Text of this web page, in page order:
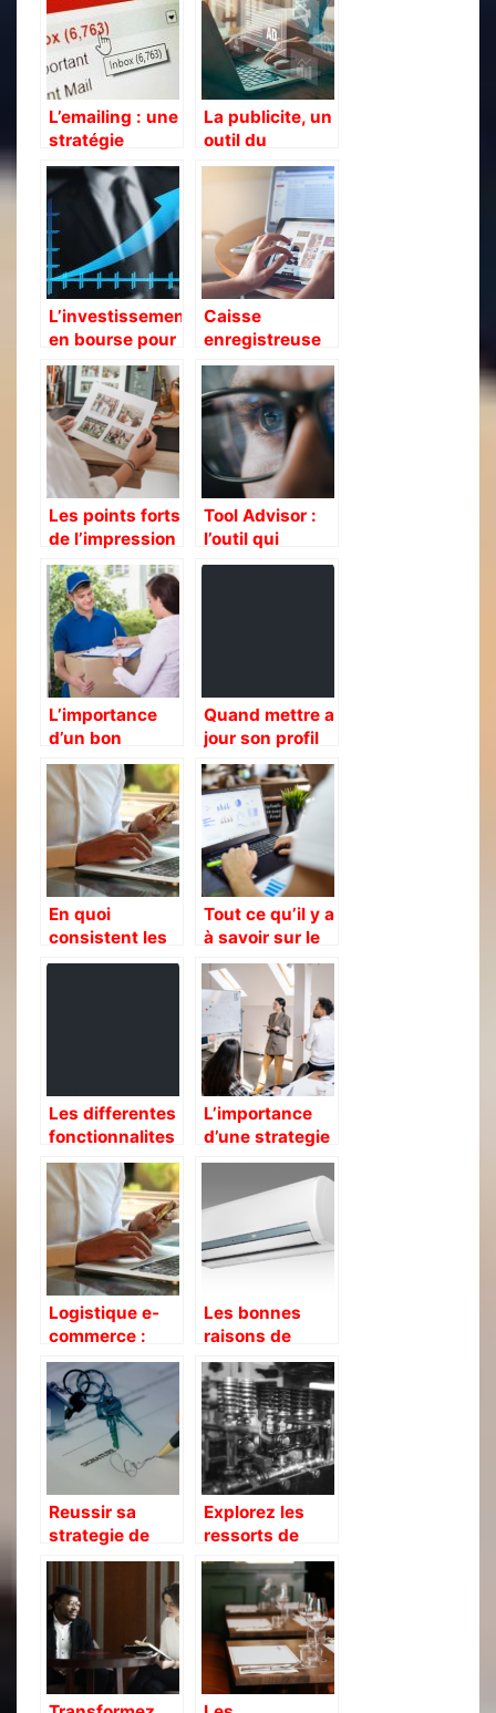
L’emailing : une
stratégie
indispensable
pour une
entreprise
La publicite, un
outil du
marketing tres
efficace
L’investissement
en bourse pour
les paresseux
ou les actifs
Caisse
enregistreuse
sur iPad: Jalia
Les points forts
de l’impression
en ligne
Tool Advisor :
l’outil qui
compare les
L’importance
d’un bon
service de
livraison sur
votre image
Quand mettre a
jour son profil
LinkedIn ?
En quoi
consistent les
opérations
Tout ce qu’il y a
à savoir sur le
marketing
digital
Les differentes
fonctionnalites
de PipeDrive
CRM
L’importance
d’une strategie
marketing pour
les entreprises
Logistique e-
commerce :
quelles sont
ses spécificités
et comment la
gérer ?
Les bonnes
raisons de
louer des
equipements
thermiques
Reussir sa
strategie de
marketing
immobilier :
quelques
conseils avises
Explorez les
ressorts de
traction et leurs
usages varies